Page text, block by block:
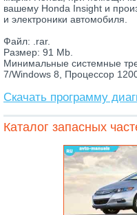
вашему Honda Insight и
и электроники автомобиля.
Файл: .rar.
Размер: 91 Mb.
Минимальные системные
7/Windows 8, Процессор
Скачать программу
Каталог запасных